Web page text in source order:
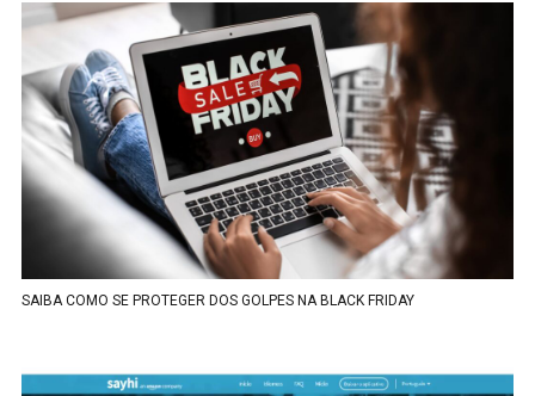
SAIBA COMO SE PROTEGER DOS GOLPES NA BLACK FRIDAY